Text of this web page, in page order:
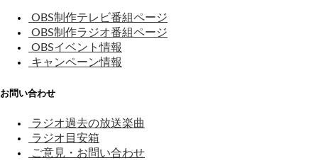
OBS制作テレビ番組ページ
OBS制作ラジオ番組ページ
OBSイベント情報
キャンペーン情報
お問い合わせ
ラジオ過去の放送楽曲
ラジオ目安箱
ご意見・お問い合わせ